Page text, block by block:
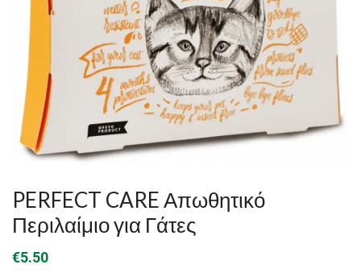
PERFECT CARE Απωθητικό
Περιλαίμιο για Γάτες
€5.50